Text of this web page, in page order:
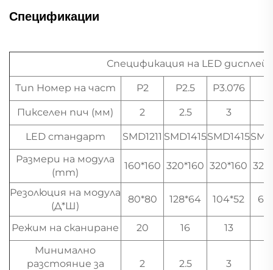
Спецификации
Спецификация на LED дисплей
Тип Номер на част P2 P2.5 P3.076
Пикселен пич (мм) 2 2.5 3
LED стандарт SMD1211 SMD1415SMD1415
Размери на модула
(mm)
160*160 320*160 320*160
Резолюция на модула
(Д*Ш)
80*80 128*64 104*52
Режим на сканиране 20 16 13
Минимално
разстояние за
2 2.5 3